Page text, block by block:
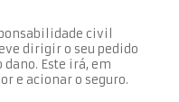
civil
dirigir o seu pedido
Este irá, em
e acionar o seguro.